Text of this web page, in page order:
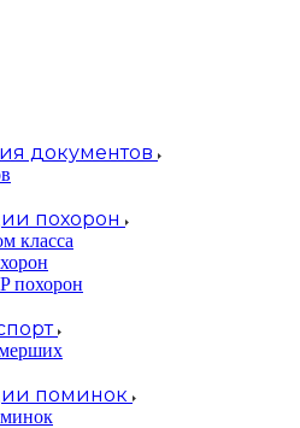
документов
похорон
класса
похорон
поминок